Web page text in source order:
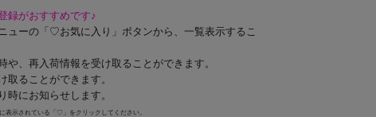
録がおすすめです♪
ューの「♡お気に入り」ボタンから、一覧表示するこ
や、再入荷情報を受け取ることができます。
取ることができます。
時にお知らせします。
表示されている「♡」をクリックしてください。